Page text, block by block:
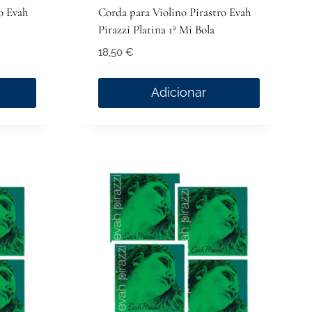
Evah
Corda para Violino Pirastro Evah
Pirazzi Platina 1ª Mi Bola
18,50 €
Adicionar